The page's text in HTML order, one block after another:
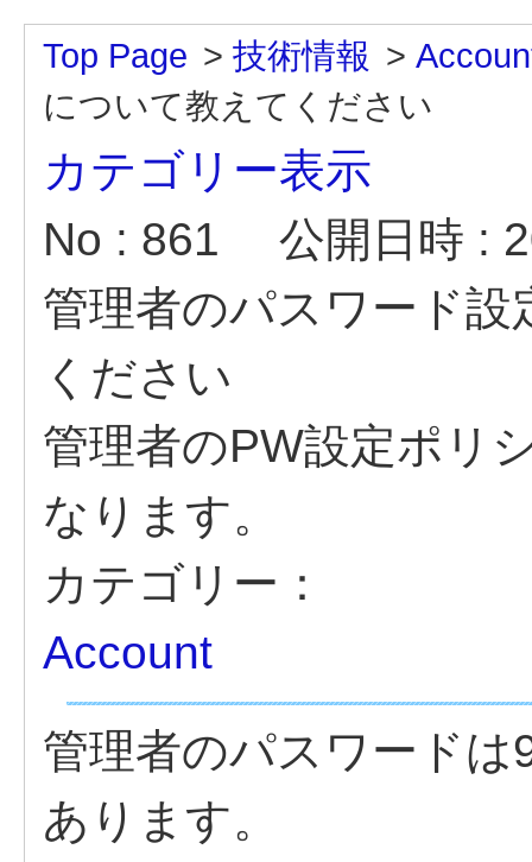
Top Page > 技術情報 >
について教えてください
カテゴリー表示
No : 861
公開日時 :
管理者のパスワード
ください
管理者のPW設定ポリ
なります。
カテゴリー：
Account
管理者のパスワード
あります。